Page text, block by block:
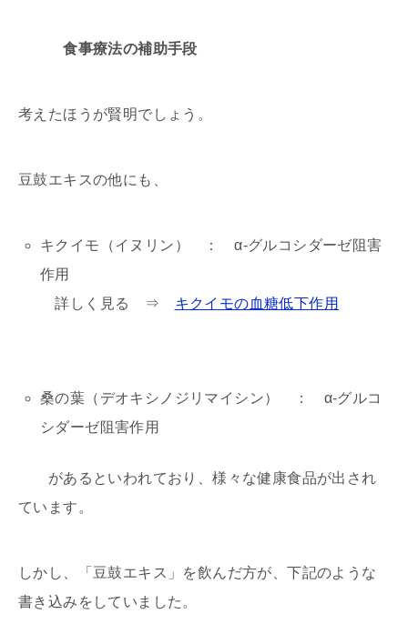
食事療法の補助手段
考えたほうが賢明でしょう。
豆鼓エキスの他にも、
キクイモ（イヌリン） ： α-グルコシダーゼ阻害
作用
詳しく見る ⇒ キクイモの血糖低下作用
桑の葉（デオキシノジリマイシン） ： α-グルコ
シダーゼ阻害作用
があるといわれており、様々な健康食品が出され
ています。
しかし、「豆鼓エキス」を飲んだ方が、下記のような
書き込みをしていました。